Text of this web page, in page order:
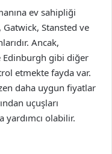
ev sahipliği
Gatwick, Stansted ve
Ancak,
Edinburgh gibi diğer
etmekte fayda var.
daha uygun fiyatlar
uçuşları
yardımcı olabilir.